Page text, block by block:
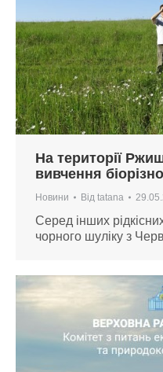
На території
вивчення
Новини Від tatana
Серед інших
чорного шуліку з